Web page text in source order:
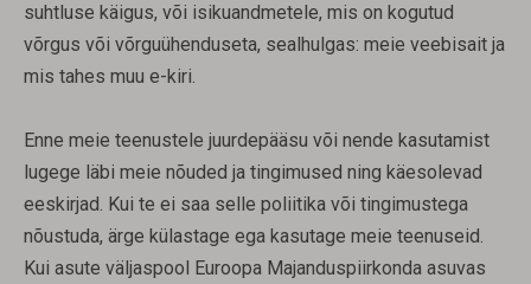
suhtluse käigus, või isikuandmetele, mis on kogutud
võrgus või võrguühenduseta, sealhulgas: meie veebisait ja
mis tahes muu e-kiri.
Enne meie teenustele juurdepääsu või nende kasutamist
lugege läbi meie nõuded ja tingimused ning käesolevad
eeskirjad. Kui te ei saa selle poliitika või tingimustega
nõustuda, ärge külastage ega kasutage meie teenuseid.
Kui asute väljaspool Euroopa Majanduspiirkonda asuvas